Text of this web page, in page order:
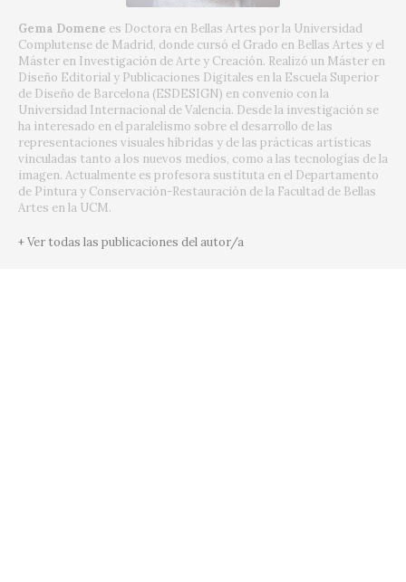
Gema Domene es Doctora en Bellas Artes por la Universidad
Complutense de Madrid, donde cursó el Grado en Bellas Artes y el
Máster en Investigación de Arte y Creación. Realizó un Máster en
Diseño Editorial y Publicaciones Digitales en la Escuela Superior
de Diseño de Barcelona (ESDESIGN) en convenio con la
Universidad Internacional de Valencia. Desde la investigación se
ha interesado en el paralelismo sobre el desarrollo de las
representaciones visuales híbridas y de las prácticas artísticas
vinculadas tanto a los nuevos medios, como a las tecnologías de la
imagen. Actualmente es profesora sustituta en el Departamento
de Pintura y Conservación-Restauración de la Facultad de Bellas
Artes en la UCM.
+ Ver todas las publicaciones del autor/a